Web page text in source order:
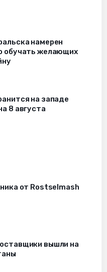
намерен
обучать желающих
на западе
8 августа
от Rostselmash
вышли на